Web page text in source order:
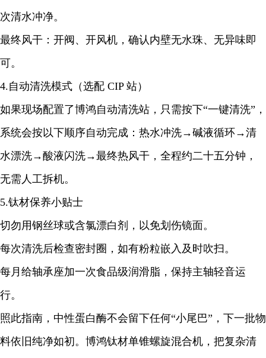
次清水冲净。
最终风干：开阀、开风机，确认内壁无水珠、无异味即
可。
4.自动清洗模式（选配 CIP 站）
如果现场配置了博鸿自动清洗站，只需按下“一键清洗”，
系统会按以下顺序自动完成：热水冲洗→碱液循环→清
水漂洗→酸液闪洗→最终热风干，全程约二十五分钟，
无需人工拆机。
5.钛材保养小贴士
切勿用钢丝球或含氯漂白剂，以免划伤镜面。
每次清洗后检查密封圈，如有粉粒嵌入及时吹扫。
每月给轴承座加一次食品级润滑脂，保持主轴轻音运
行。
照此指南， 中性蛋白酶不会留下任何“小尾巴”，下一批物
料依旧纯净如初。博鸿钛材单锥螺旋混合机，把复杂清